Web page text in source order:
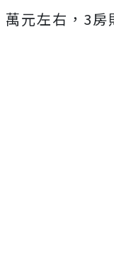
萬元左右，3房